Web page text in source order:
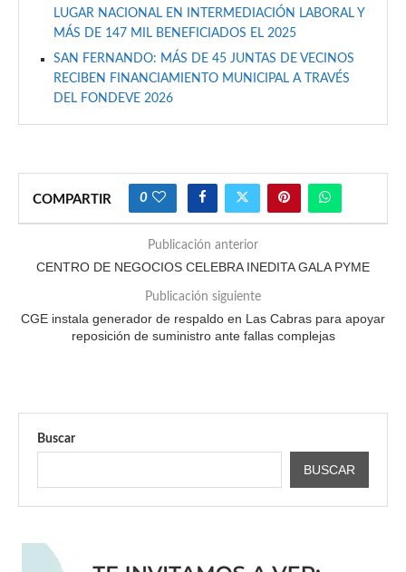
LUGAR NACIONAL EN INTERMEDIACIÓN LABORAL Y
MÁS DE 147 MIL BENEFICIADOS EL 2025
SAN FERNANDO: MÁS DE 45 JUNTAS DE VECINOS
RECIBEN FINANCIAMIENTO MUNICIPAL A TRAVÉS
DEL FONDEVE 2026
COMPARTIR 0
Publicación anterior
CENTRO DE NEGOCIOS CELEBRA INEDITA GALA PYME
Publicación siguiente
CGE instala generador de respaldo en Las Cabras para apoyar
reposición de suministro ante fallas complejas
Buscar
BUSCAR